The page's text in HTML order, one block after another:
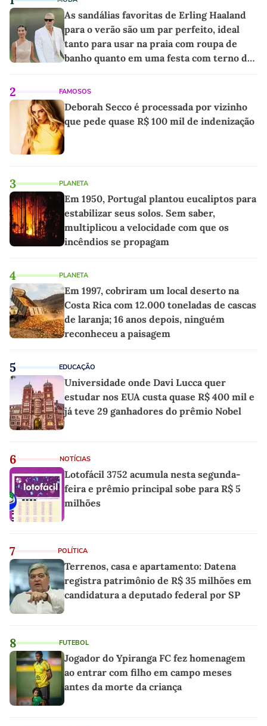
As sandálias favoritas de Erling Haaland
para o verão são um par perfeito, ideal
tanto para usar na praia com roupa de
banho quanto em uma festa com terno de
2 FAMOSOS
Deborah Secco é processada por vizinho
que pede quase R$ 100 mil de indenização
3 PLANETA
Em 1950, Portugal plantou eucaliptos para
estabilizar seus solos. Sem saber,
multiplicou a velocidade com que os
incêndios se propagam
4 PLANETA
Em 1997, cobriram um local deserto na
Costa Rica com 12.000 toneladas de cascas
de laranja; 16 anos depois, ninguém
reconheceu a paisagem
5 EDUCAÇÃO
Universidade onde Davi Lucca quer
estudar nos EUA custa quase R$ 400 mil e
já teve 29 ganhadores do prêmio Nobel
6 NOTÍCIAS
Lotofácil 3752 acumula nesta segunda-
feira e prêmio principal sobe para R$ 5
milhões
7 POLÍTICA
Terrenos, casa e apartamento: Datena
registra patrimônio de R$ 35 milhões em
candidatura a deputado federal por SP
8 FUTEBOL
Jogador do Ypiranga FC fez homenagem
ao entrar com filho em campo meses
antes da morte da criança